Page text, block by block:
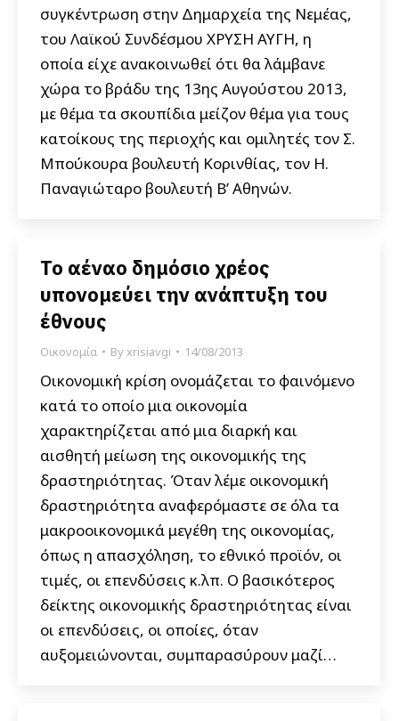
συγκέντρωση στην Δημαρχεία της Νεμέας,
του Λαϊκού Συνδέσμου ΧΡΥΣΗ ΑΥΓΗ, η
οποία είχε ανακοινωθεί ότι θα λάμβανε
χώρα το βράδυ της 13ης Αυγούστου 2013,
με θέμα τα σκουπίδια μείζον θέμα για τους
κατοίκους της περιοχής και ομιλητές τον Σ.
Μπούκουρα βουλευτή Κορινθίας, τον Η.
Παναγιώταρο βουλευτή Β’ Αθηνών.
Το αέναο δημόσιο χρέος
υπονομεύει την ανάπτυξη του
έθνους
Οικονομία Byxrisiavgi 14/08/2013
Οικονομική κρίση ονομάζεται τo φαινόμενο
κατά το οποίο μια οικονομία
χαρακτηρίζεται από μια διαρκή και
αισθητή μείωση της οικονομικής της
δραστηριότητας. Όταν λέμε οικονομική
δραστηριότητα αναφερόμαστε σε όλα τα
μακροοικονομικά μεγέθη της οικονομίας,
όπως η απασχόληση, το εθνικό προϊόν, οι
τιμές, οι επενδύσεις κ.λπ. Ο βασικότερος
δείκτης οικονομικής δραστηριότητας είναι
οι επενδύσεις, οι οποίες, όταν
αυξομειώνονται, συμπαρασύρουν μαζί…